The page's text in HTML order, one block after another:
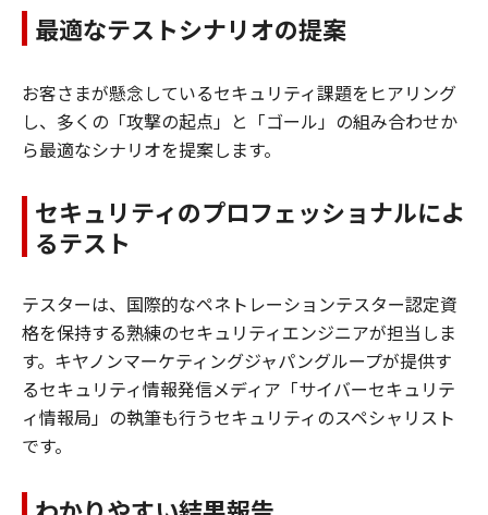
最適なテストシナリオの提案
お客さまが懸念しているセキュリティ課題をヒアリング
し、多くの「攻撃の起点」と「ゴール」の組み合わせか
ら最適なシナリオを提案します。
セキュリティのプロフェッショナルによ
るテスト
テスターは、国際的なペネトレーションテスター認定資
格を保持する熟練のセキュリティエンジニアが担当しま
す。キヤノンマーケティングジャパングループが提供す
るセキュリティ情報発信メディア「サイバーセキュリテ
ィ情報局」の執筆も行うセキュリティのスペシャリスト
です。